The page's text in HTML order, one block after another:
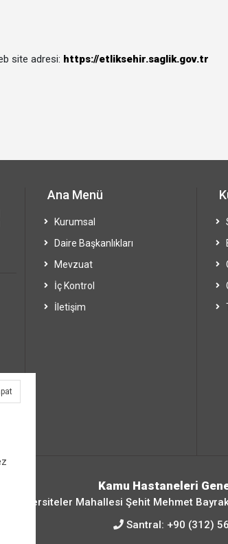
site adresi: https://etliksehir.saglik.gov.tr
Ana Menü
Kurumsal
Daire Başkanlıkları
Mevzuat
İç Kontrol
İletişim
Kamu Hastaneleri
Üniversiteler Mahallesi Şehit Mehmet
Santral: +90 (312)